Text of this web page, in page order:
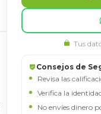
Tus
Consejos de
Revisa las
Verifica la
No envíes dinero